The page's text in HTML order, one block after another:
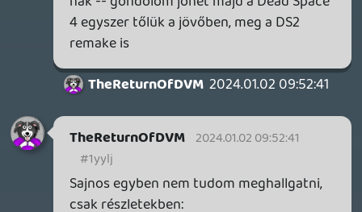
podcasteket is, de az akkor volt ez meg
most van! 🙂 Nem vállakoznék értékelni
úgy összességében az utóbbi évek
podcastjeit, hiszen van évente 3, azokat
sem ugyanazok készítik...ez túl kevés
ahhoz, hogy véleményezzem.
Azt se felejts el, hogy mi olvasók/hallgatók
is változunk, a Konnektor podcastet több
szép lassan, nem tudatosan, de
abbahagytam. Nem hiszem, hogy az
adások színvonala romlott volna,